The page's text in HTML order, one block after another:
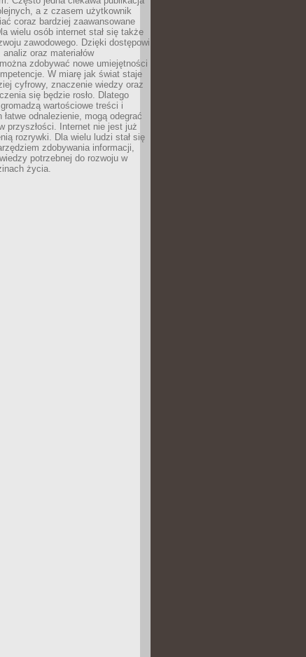
a z czasem użytkownik
coraz bardziej zaawansowane
wielu osób internet stał się także
zawodowego. Dzięki dostępowi
oraz materiałów
zdobywać nowe umiejętności
W miarę jak świat staje
cyfrowy, znaczenie wiedzy oraz
się będzie rosło. Dlatego
wartościowe treści i
łatwe odnalezienie, mogą odegrać
przyszłości. Internet nie jest już
rozrywki. Dla wielu ludzi stał się
zdobywania informacji,
potrzebnej do rozwoju w
życia.